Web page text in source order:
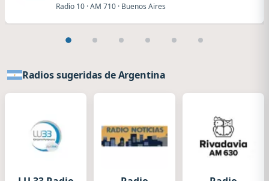
Radio 10 · AM 710 · Buenos Aires
Radios sugeridas de Argentina